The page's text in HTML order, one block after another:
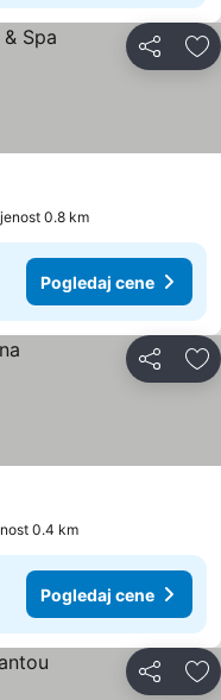
Deli
0.8 km
Pogledaj cene
Deli
0.4 km
Pogledaj cene
Deli